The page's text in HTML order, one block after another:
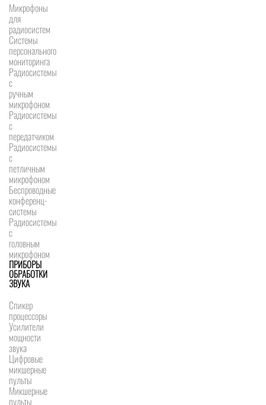
Микрофоны
для
радиосистем
Системы
персонального
мониторинга
Радиосистемы
c
ручным
микрофоном
Радиосистемы
с
передатчиком
Радиосистемы
с
петличным
микрофоном
Беспроводные
конференц-
системы
Радиосистемы
с
головным
микрофоном
ПРИБОРЫ
ОБРАБОТКИ
ЗВУКА
Спикер
процессоры
Усилители
мощности
звука
Цифровые
микшерные
пульты
Микшерные
пульты